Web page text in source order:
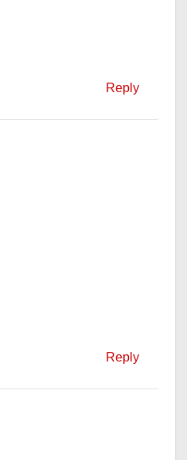
Reply
Reply